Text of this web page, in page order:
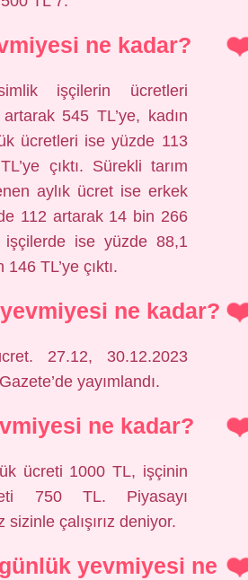
ne kadar?
işçilerin ücretleri
545 TL’ye, kadın
ücretleri ise yüzde 113
çıktı. Sürekli tarım
aylık ücret ise erkek
112 artarak 14 bin 266
işçilerde ise yüzde 88,1
TL’ye çıktı.
ne kadar?
27.12, 30.12.2023
yayımlandı.
ne kadar?
ücreti 1000 TL, işçinin
750 TL. Piyasayı
sizinle çalışırız deniyor.
yevmiyesi ne